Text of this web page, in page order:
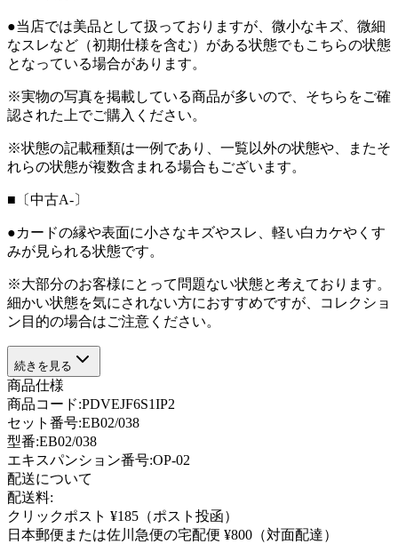
●当店では美品として扱っておりますが、微小なキズ、微細
なスレなど（初期仕様を含む）がある状態でもこちらの状態
となっている場合があります。
※実物の写真を掲載している商品が多いので、そちらをご確
認された上でご購入ください。
※状態の記載種類は一例であり、一覧以外の状態や、またそ
れらの状態が複数含まれる場合もございます。
■〔中古A-〕
●カードの縁や表面に小さなキズやスレ、軽い白カケやくす
みが見られる状態です。
※大部分のお客様にとって問題ない状態と考えております。
細かい状態を気にされない方におすすめですが、コレクショ
ン目的の場合はご注意ください。
続きを見る
商品仕様
商品コード:PDVEJF6S1IP2
セット番号:EB02/038
型番:EB02/038
エキスパンション番号:OP-02
配送について
配送料:
クリックポスト ¥185（ポスト投函）
日本郵便または佐川急便の宅配便 ¥800（対面配達）